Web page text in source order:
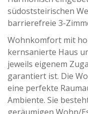
südoststeirischen
barrierefreie 3-
Wohnkomfort mit
kernsanierte Haus
jeweils eigenem
garantiert ist. Die
eine perfekte
Ambiente. Sie